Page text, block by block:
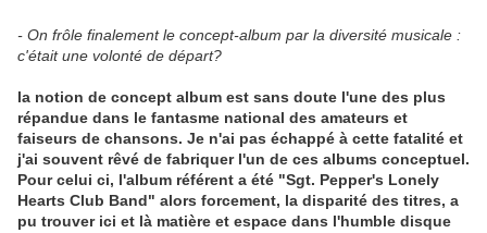
- On frôle finalement le concept-album par la diversité musicale :
c'était une volonté de départ?
la notion de concept album est sans doute l'une des plus
répandue dans le fantasme national des amateurs et
faiseurs de chansons. Je n'ai pas échappé à cette fatalité et
j'ai souvent rêvé de fabriquer l'un de ces albums conceptuel.
Pour celui ci, l'album référent a été "Sgt. Pepper's Lonely
Hearts Club Band" alors forcement, la disparité des titres, a
pu trouver ici et là matière et espace dans l'humble disque